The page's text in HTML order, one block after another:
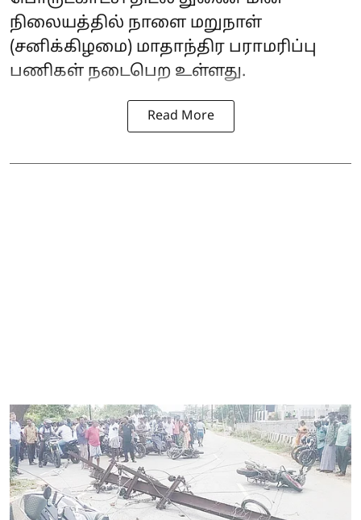
நிலையத்தில் நாளை மறுநாள்
(சனிக்கிழமை) மாதாந்திர பராமரிப்பு
பணிகள் நடைபெற உள்ளது.
Read More